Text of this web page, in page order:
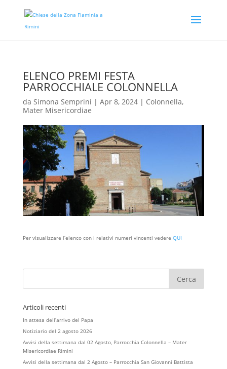
ELENCO PREMI FESTA
PARROCCHIALE COLONNELLA
da Simona Semprini | Apr 8, 2024| Colonnella,
Mater Misericordiae
Per visualizzare l’elenco con i relativi numeri vincenti vedere QUI
Articoli recenti
In attesa dell’arrivo del Papa
Notiziario del 2 agosto 2026
Avvisi della settimana dal 02 Agosto, Parrocchia Colonnella – Mater
Misericordiae Rimini
Avvisi della settimana dal 2 Agosto – Parrocchia San Giovanni Battista